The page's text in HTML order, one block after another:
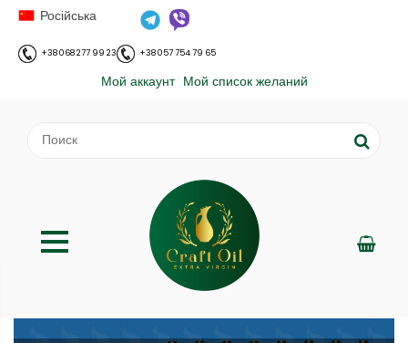
Російська
+38 068 277 99 23 +38 057 754 79 65
Мой аккаунт Мой список желаний